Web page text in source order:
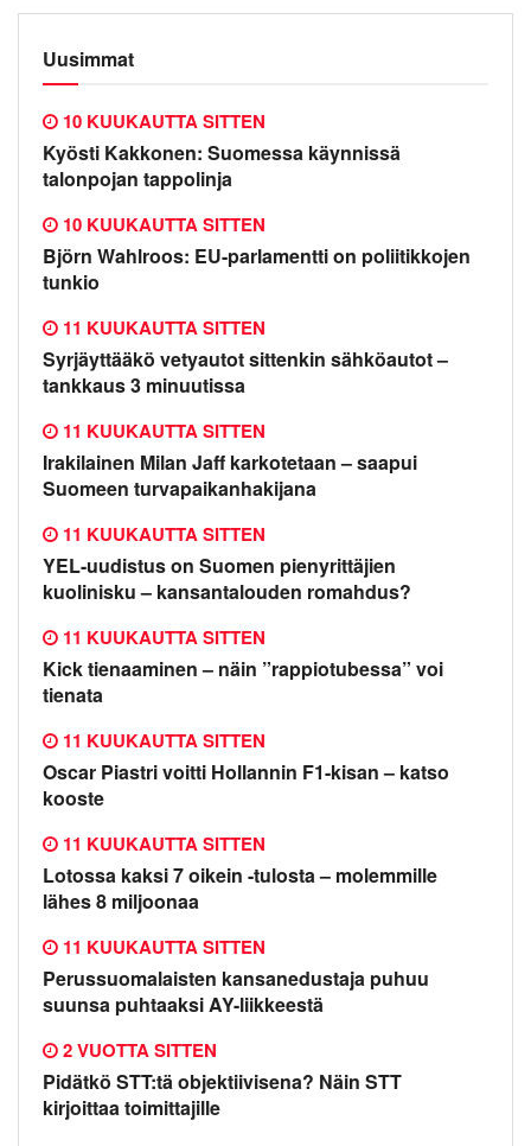
Uusimmat
Kyösti Kakkonen: Suomessa käynnissä
talonpojan tappolinja
10 KUUKAUTTA SITTEN
Björn Wahlroos: EU-parlamentti on poliitikkojen
tunkio
10 KUUKAUTTA SITTEN
Syrjäyttääkö vetyautot sittenkin sähköautot –
tankkaus 3 minuutissa
11 KUUKAUTTA SITTEN
Irakilainen Milan Jaff karkotetaan – saapui
Suomeen turvapaikanhakijana
11 KUUKAUTTA SITTEN
YEL-uudistus on Suomen pienyrittäjien
kuolinisku – kansantalouden romahdus?
11 KUUKAUTTA SITTEN
Kick tienaaminen – näin ”rappiotubessa” voi
tienata
11 KUUKAUTTA SITTEN
Oscar Piastri voitti Hollannin F1-kisan – katso
kooste
11 KUUKAUTTA SITTEN
Lotossa kaksi 7 oikein -tulosta – molemmille
lähes 8 miljoonaa
11 KUUKAUTTA SITTEN
Perussuomalaisten kansanedustaja puhuu
suunsa puhtaaksi AY-liikkeestä
11 KUUKAUTTA SITTEN
Pidätkö STT:tä objektiivisena? Näin STT
kirjoittaa toimittajille
2 VUOTTA SITTEN